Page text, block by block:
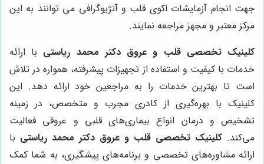
جهت انجام آزمایشات اکوی قلب و آنژیوگرافی می توانند به این
مرکز معتبر و مجهز مراجعه نمایند.
کلینیک تخصصی قلب و عروق دکتر محمد ریاستی با ارائه
خدمات با کیفیت و استفاده از تجهیزات پیشرفته، همواره در تلاش
است تا بهترین خدمات را به مراجعین خود ارائه دهد. این
کلینیک با بهره‌گیری از کادری مجرب و متخصص، در زمینه
تشخیص و درمان انواع بیماری‌های قلبی و عروقی فعالیت
می‌کند. کلینیک تخصصی قلب و عروق دکتر محمد ریاستی با
ارائه مشاوره‌های تخصصی و برنامه‌های پیشگیری، به شما کمک